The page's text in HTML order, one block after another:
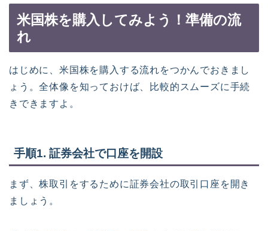
米国株を購入してみよう！準備の流
れ
はじめに、米国株を購入する流れをつかんでおきまし
ょう。全体像を知っておけば、比較的スムーズに手続
きできますよ。
手順1. 証券会社で口座を開設
まず、株取引をするために証券会社の取引口座を開き
ましょう。